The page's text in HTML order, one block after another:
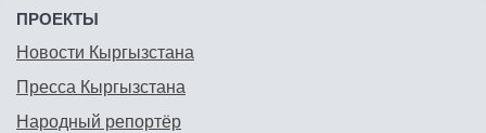
ПРОЕКТЫ
Новости Кыргызстана
Пресса Кыргызстана
Народный репортёр